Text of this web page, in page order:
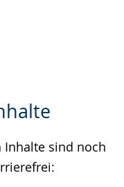
Inhalte sind noch